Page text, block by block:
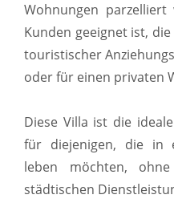
Wohnungen
Kunden geeignet ist,
touristischer
oder für einen privaten
Diese Villa ist die
für diejenigen, die in
leben möchten,
städtischen